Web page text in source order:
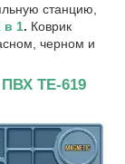
станцию,
в 1. Коврик
черном и
TE-619